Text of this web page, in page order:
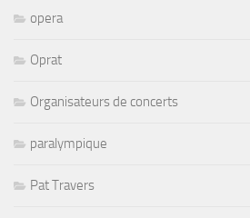
opera
Oprat
Organisateurs de concerts
paralympique
Pat Travers